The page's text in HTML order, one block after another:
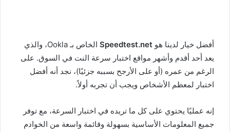
أفضل خيار لدينا هو Speedtest.net
الخاص بـ Ookla، والذي
يعد أحد أقدم وأشهر مواقع اختبار سرعة النت في السوق. على
الرغم من عمره (أو على الأرجح بسببه جزئيًا)، نجد أنه أفضل
اختبار لمعظم الأشخاص ويجب أن تجربه أولاً.
إنه عمليًا يحتوي على كل ما تريده في اختبار السرعة، مع توفر
جميع المعلومات الأساسية بسهولة وقائمة واسعة من الخوادم